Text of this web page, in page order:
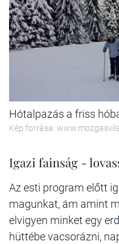
Hótalpazás a friss
Kép forrása:
Igazi fainság -
Az esti program előtt
magunkat, ám amint
elvigyen minket egy
hüttébe vacsorázni,